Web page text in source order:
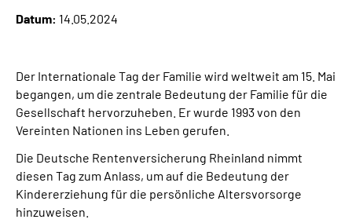
Presse
Inhalte in Gebärdensprache (DGS)
Leichte Sprache
Suche
Datum: 14.05.2024
Der Internationale Tag der Familie wird weltweit am 15. Mai
begangen, um die zentrale Bedeutung der Familie für die
Gesellschaft hervorzuheben. Er wurde 1993 von den
Vereinten Nationen ins Leben gerufen.
Die Deutsche Rentenversicherung Rheinland nimmt
diesen Tag zum Anlass, um auf die Bedeutung der
Kindererziehung für die persönliche Altersvorsorge
hinzuweisen.